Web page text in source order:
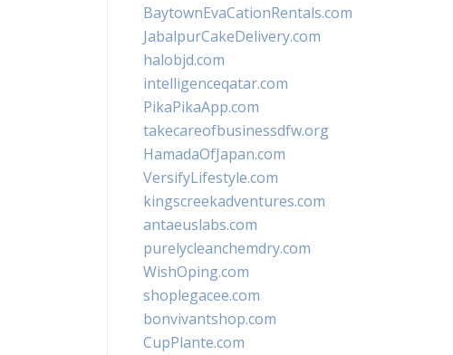
BaytownEvaCationRentals.com
JabalpurCakeDelivery.com
halobjd.com
intelligenceqatar.com
PikaPikaApp.com
takecareofbusinessdfw.org
HamadaOfJapan.com
VersifyLifestyle.com
kingscreekadventures.com
antaeuslabs.com
purelycleanchemdry.com
WishOping.com
shoplegacee.com
bonvivantshop.com
CupPlante.com